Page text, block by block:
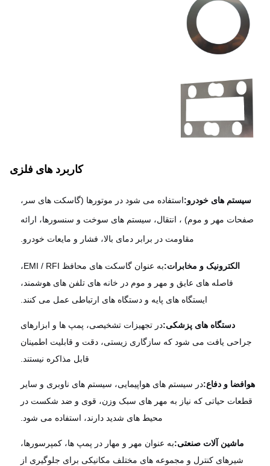
کاربرد های فلزی
سیستم های خودرو:استفاده می شود در موتورها (گاسکت های سر،
مهر و موم) ، انتقال، سیستم های سوخت و سنسورها، ارائه
مقاومت در برابر دمای بالا، فشار و مایعات خودرو.
الکترونیک و مخابرات:
به عنوان گاسکت های محافظ EMI / RFI،
فاصله های عایق و مهر و موم در خانه های تلفن های هوشمند،
ایستگاه های پایه و دستگاه های ارتباطی عمل می کنند.
دستگاه های پزشکی:در تجهیزات تشخیصی، پمپ ها و ابزارهای
یافت می شود که سازگاری زیستی، دقت و قابلیت اطمینان
قابل مذاکره نیستند.
و دفاع: در سیستم های هواپیمایی، سیستم های ناوبری و سایر
حیاتی که نیاز به مهر های سبک وزن، قوی و ضد شکست در
محیط های شدید دارند، استفاده می شود.
ماشین آلات صنعتی:به عنوان مهر و مهار در پمپ ها، کمپرسورها،
شیرهای کنترل و مجموعه های مختلف مکانیکی برای جلوگیری از